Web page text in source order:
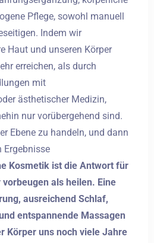
Pflege, sowohl manuell
Indem wir
Haut und unseren Körper
erreichen, als durch
mit
ästhetischer Medizin,
nur vorübergehend sind.
Ebene zu handeln, und dann
Ergebnisse
Kosmetik ist die Antwort für
als heilen. Eine
ausreichend Schlaf,
entspannende Massagen
Körper uns noch viele Jahre